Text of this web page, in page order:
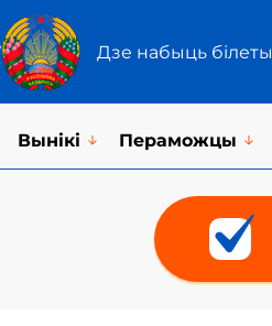
Дзе набыць білеты
Вынікі Пераможцы